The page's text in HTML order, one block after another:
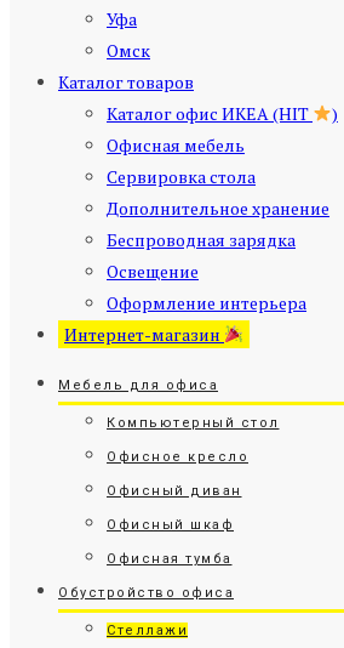
Уфа
Омск
Каталог товаров
Каталог офис ИКЕА (HIT
)
Офисная мебель
Сервировка стола
Дополнительное хранение
Беспроводная зарядка
Освещение
Оформление интерьера
Интернет-магазин
Мебель для офиса
Компьютерный стол
Офисное кресло
Офисный диван
Офисный шкаф
Офисная тумба
Обустройство офиса
Стеллажи